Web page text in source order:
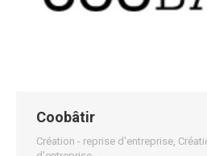
Coobâtir
Création - reprise d'entreprise,